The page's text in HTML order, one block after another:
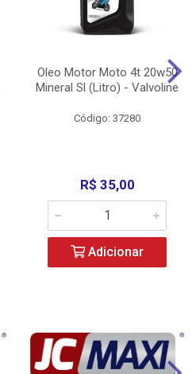
Oleo Motor Moto 4t 20w50
Mineral Sl (Litro) - Valvoline
Código: 37280
R$ 35,00
Adicionar